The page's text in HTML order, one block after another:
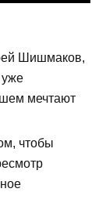
Шишмаков,
уже
мечтают
чтобы